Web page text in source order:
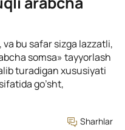
bu safar sizga lazzatli,
somsa» tayyorlash
turadigan xususiyati
go’sht,
Sharhlar